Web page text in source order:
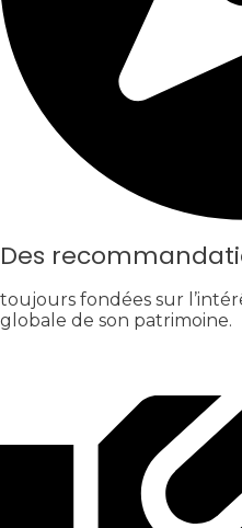
Des
toujours fondées sur
globale de son patrimoine.